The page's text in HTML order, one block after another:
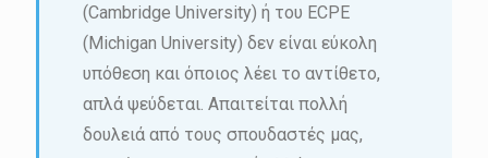
(Cambridge University) ή του ECPE
(Michigan University) δεν είναι εύκολη
υπόθεση και όποιος λέει το αντίθετο,
απλά ψεύδεται. Απαιτείται πολλή
δουλειά από τους σπουδαστές μας,